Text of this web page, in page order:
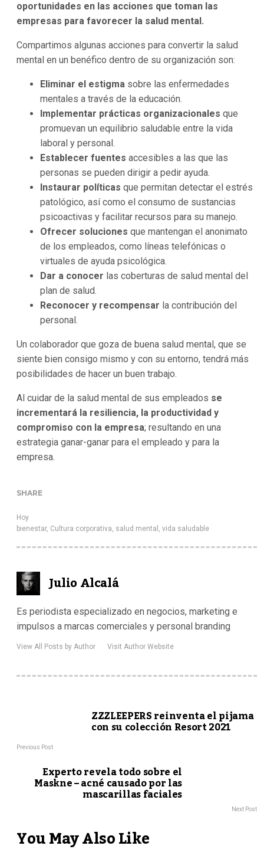
oportunidades en las acciones que toman las
empresas para favorecer la salud mental.
Compartimos algunas acciones para convertir la salud
mental en un benéfico dentro de su organización son:
Eliminar el estigma sobre las enfermedades
mentales a través de la educación.
Implementar prácticas organizacionales que
promuevan un equilibrio saludable entre la vida
laboral y personal.
Establecer fuentes accesibles a las que las
personas se pueden dirigir a pedir ayuda.
Instaurar políticas que permitan detectar el estrés
patológico, así como el consumo de sustancias
psicoactivas y facilitar recursos para su manejo.
Ofrecer soluciones que mantengan el anonimato
de los empleados, como líneas telefónicas o
virtuales de ayuda psicológica.
Dar a conocer las coberturas de salud mental del
plan de salud.
Reconocer y recompensar la contribución del
personal.
Un colaborador que goza de buena salud mental, que se
siente bien consigo mismo y con su entorno, tendrá más
posibilidades de hacer un buen trabajo.
Al cuidar de la salud mental de sus empleados se
incrementará la resiliencia, la productividad y
compromiso con la empresa; resultando en una
estrategia ganar-ganar para el empleado y para la
empresa.
SHARE
Hoy
bienestar, Cultura corporativa, salud mental , vida saludable
Julio Alcalá
Es periodista especializado en negocios, marketing e
impulsos a marcas comerciales y personal branding
View All Posts by Author Visit Author Website
ZZZLEEPERS reinventa el pijama
con su colección Resort 2021
Previous Post
Experto revela todo sobre el
Maskne – acné causado por las
mascarillas faciales
Next Post
You May Also Like